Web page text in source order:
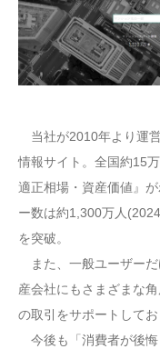
当社が2010年より運
情報サイト。全国約15
適正相場・資産価値』
ー数は約1,300万人
を突破。
また、一般ユーザーだ
産会社にもさまざまな
の取引をサポートしてお
今後も「消費者が後悔